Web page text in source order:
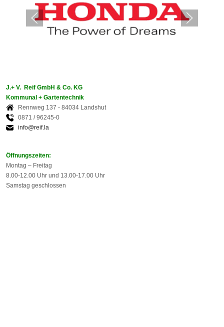
J.+ V. Reif GmbH & Co. KG
Kommunal + Gartentechnik
Rennweg 137 - 84034 Landshut
0871 / 96245-0
info@reif.la
Öffnungszeiten:
Montag – Freitag
8.00-12.00 Uhr und 13.00-17.00 Uhr
Samstag geschlossen